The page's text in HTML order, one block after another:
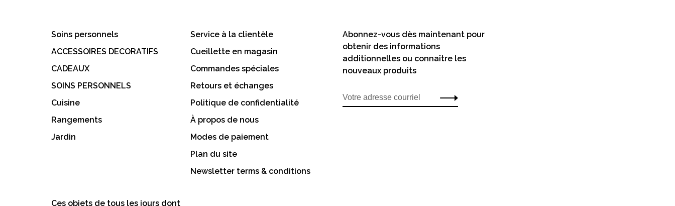
Soins personnels
ACCESSOIRES DECORATIFS
CADEAUX
SOINS PERSONNELS
Cuisine
Rangements
Jardin
Service à la clientèle
Cueillette en magasin
Commandes spéciales
Retours et échanges
Politique de confidentialité
À propos de nous
Modes de paiement
Plan du site
Newsletter terms & conditions
Abonnez-vous dès maintenant pour
obtenir des informations
additionnelles ou connaître les
nouveaux produits
Ces objets de tous les jours dont